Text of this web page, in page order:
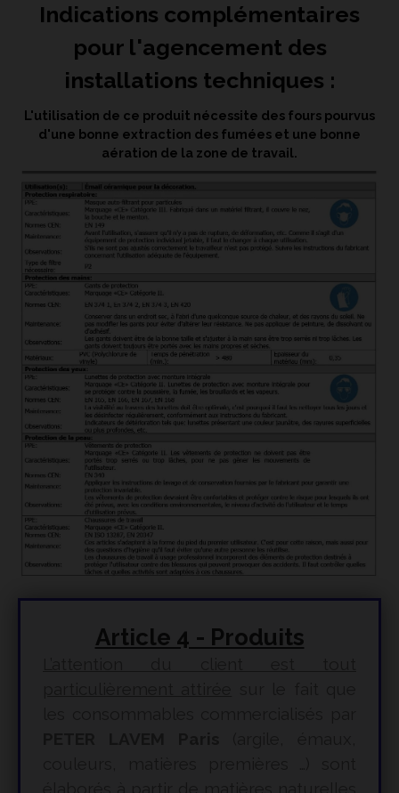
Indications complémentaires
pour l'agencement des
installations techniques :
L'utilisation de ce produit nécessite des fours pourvus
d'une bonne extraction des fumées et une bonne
aération de la zone de travail.
Article 4 - Produits